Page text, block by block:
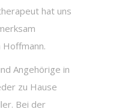
hat uns
Hoffmann.
Angehörige in
zu Hause
Bei der